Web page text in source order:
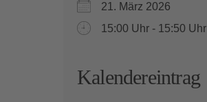
21. März 2026
15:00 Uhr - 15:50 Uhr
Kalendereintrag